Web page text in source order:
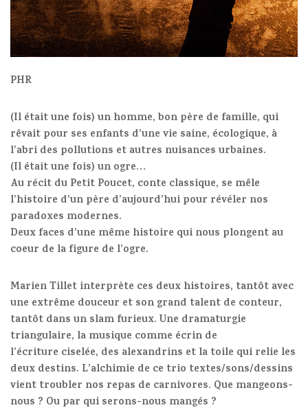
PHR
(Il était une fois) un homme, bon père de famille, qui
rêvait pour ses enfants d’une vie saine, écologique, à
l’abri des pollutions et autres nuisances urbaines.
(Il était une fois) un ogre…
Au récit du Petit Poucet, conte classique, se mêle
l’histoire d’un père d’aujourd’hui pour révéler nos
paradoxes modernes.
Deux faces d’une même histoire qui nous plongent au
coeur de la figure de l’ogre.
Marien Tillet interprète ces deux histoires, tantôt avec
une extrême douceur et son grand talent de conteur,
tantôt dans un slam furieux. Une dramaturgie
triangulaire, la musique comme écrin de
l’écriture ciselée, des alexandrins et la toile qui relie les
deux destins. L’alchimie de ce trio textes/sons/dessins
vient troubler nos repas de carnivores. Que mangeons-
nous ? Ou par qui serons-nous mangés ?